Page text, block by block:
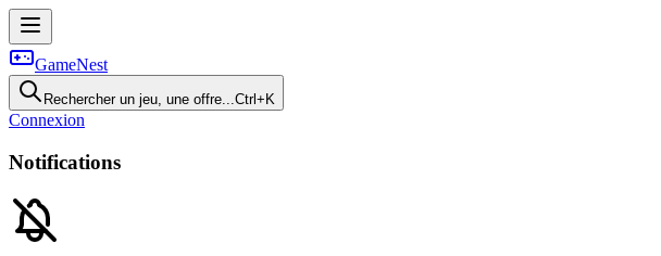
GameNest
Rechercher un jeu, une offre...Ctrl+K
Connexion
Notifications